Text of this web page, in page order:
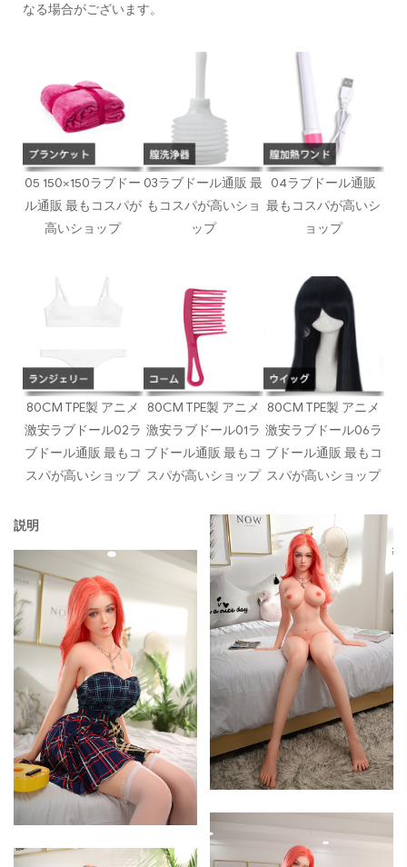
なる場合がございます。
05 150×150ラブドー
ル通販 最もコスパが
高いショップ
03ラブドール通販 最
もコスパが高いショ
ップ
04ラブドール通販
最もコスパが高いシ
ョップ
80CM TPE製 アニメ
激安ラブドール02ラ
ブドール通販 最もコ
スパが高いショップ
80CM TPE製 アニメ
激安ラブドール01ラ
ブドール通販 最もコ
スパが高いショップ
80CM TPE製 アニメ
激安ラブドール06ラ
ブドール通販 最もコ
スパが高いショップ
説明